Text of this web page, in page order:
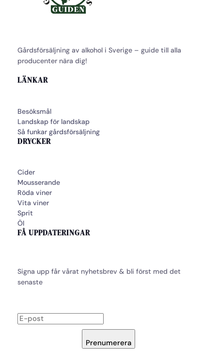
Gårdsförsäljning av alkohol i Sverige – guide till alla
producenter nära dig!
LÄNKAR
Besöksmål
Landskap för landskap
Så funkar gårdsförsäljning
DRYCKER
Cider
Mousserande
Röda viner
Vita viner
Sprit
Öl
FÅ UPPDATERINGAR
Signa upp får vårat nyhetsbrev & bli först med det
senaste
Prenumerera